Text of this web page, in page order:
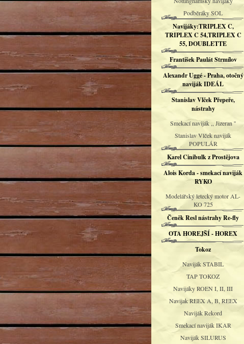
Podběráky SOL
Navijáky:TRIPLEX C,
TRIPLEX C 54,TRIPLEX C
55, DOUBLETTE
František Paulát Strmílov
Alexandr Uggé - Praha, otočný
naviják IDEÁL
Stanislav Vlček Přepeře,
nástrahy
Smekací naviják ,, Jizeran ''
Stanislav Vlček naviják
POPULÁR
Karel Cinibulk z Prostějova
Alois Korda - smekací naviják
RYKO
Modelářský letecký motor AL-
KO 725
Čeněk Resl nástrahy Re-fly
OTA HOREJŠÍ - HOREX
Tokoz
Naviják STABIL
TAP TOKOZ
Navijáky ROEN I, II, III
Navijak REEX A, B, REEX
Naviják Rekord
Smekací naviják IKAR
Naviják SILURUS